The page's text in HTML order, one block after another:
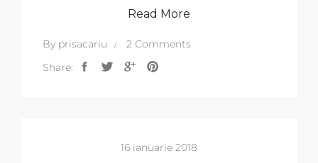
Read More
By prisacariu
2 Comments
Share:
16 ianuarie 2018